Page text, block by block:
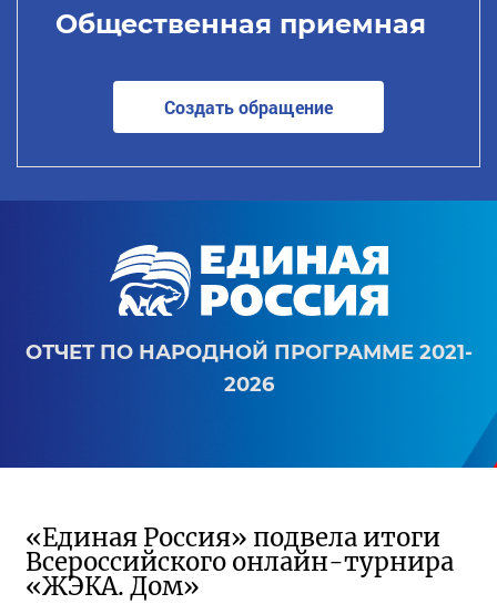
Общественная приемная
Создать обращение
ОТЧЕТ ПО НАРОДНОЙ ПРОГРАММЕ 2021-
2026
«Единая Россия» подвела итоги
Всероссийского онлайн-турнира
«ЖЭКА. Дом»